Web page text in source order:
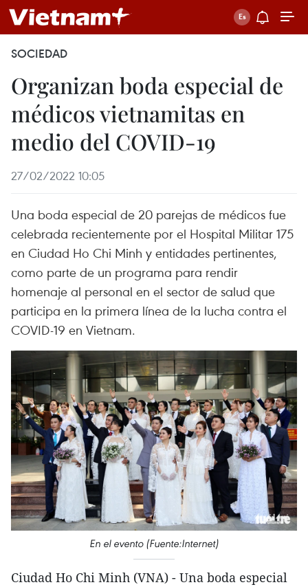
SOCIEDAD
Organizan boda especial de
médicos vietnamitas en
medio del COVID-19
27/02/2022 10:05
Una boda especial de 20 parejas de médicos fue
celebrada recientemente por el Hospital Militar 175
en Ciudad Ho Chi Minh y entidades pertinentes,
como parte de un programa para rendir
homenaje al personal en el sector de salud que
participa en la primera línea de la lucha contra el
COVID-19 en Vietnam.
En el evento (Fuente:Internet)
Ciudad Ho Chi Minh (VNA) - Una boda especial